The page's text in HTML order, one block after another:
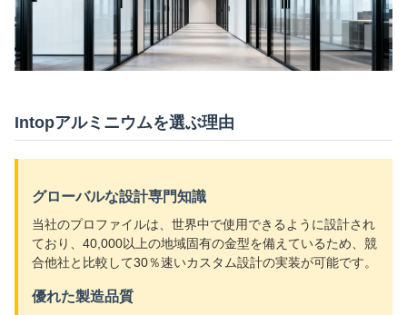
Intopアルミニウムを選ぶ理由
グローバルな設計専門知識
当社のプロファイルは、世界中で使用できるように設計され
ており、40,000以上の地域固有の金型を備えているため、競
合他社と比較して30％速いカスタム設計の実装が可能です。
優れた製造品質